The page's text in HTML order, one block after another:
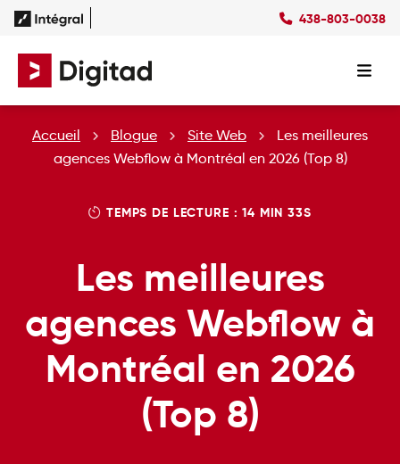
438-803-0038
SEM
Social Ads
Formations Web
Forfaits SEM
Forfaits Display
SuccèsCultureRessourcesEN
Accueil Blogue Site Web
Les meilleures
agences Webflow à Montréal en 2026 (Top 8)
TEMPS DE LECTURE : 14 MIN 33S
Les meilleures
agences Webflow à
Montréal en 2026
(Top 8)